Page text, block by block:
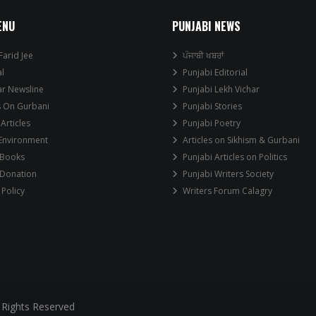
Jee
Newsline
On Gurbani
PUNJABI NEWS
ਪੰਜਾਬੀ ਖਬਰਾਂ
Punjabi Editorial
Punjabi Lekh Vichar
Punjabi Stories
Punjabi Poetry
Articles on Sikhism & Gurbani
Punjabi Articles on Politics
Punjabi Writers Society
Writers Forum Calagry
Reserved